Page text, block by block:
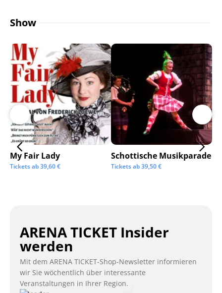
Show
My Fair Lady
Tickets ab39,60€
Schottische Musikparade
Tickets ab39,50€
ARENA TICKET Insider
werden
Mit dem ARENA TICKET-Shop-Newsletter informieren
wir Sie wöchentlich über interessante
Veranstaltungen in Ihrer Region.